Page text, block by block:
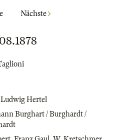
Nächste
Hertel
Burghart / Burghardt /